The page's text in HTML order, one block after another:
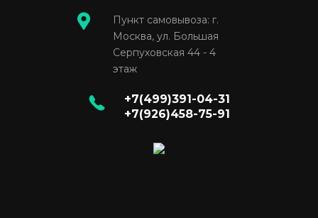
Пункт самовывоза: г.
Москва, ул. Большая
Серпуховская 44 - 4
этаж
+7(499)391-04-31
+7(926)458-75-91